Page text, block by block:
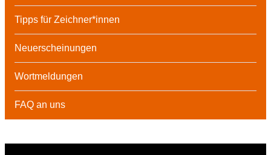
Tipps für Zeichner*innen
Neuerscheinungen
Wortmeldungen
FAQ an uns